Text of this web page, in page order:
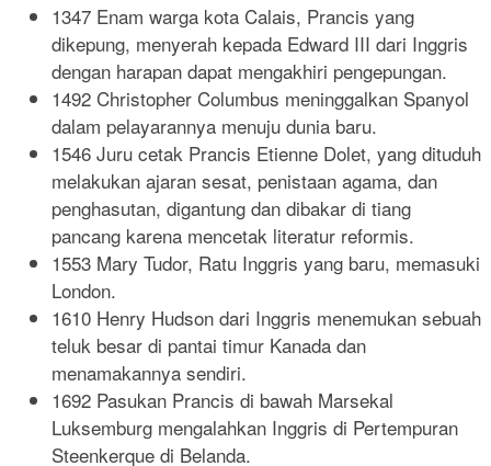
1347 Enam warga kota Calais, Prancis yang
dikepung, menyerah kepada Edward III dari Inggris
dengan harapan dapat mengakhiri pengepungan.
1492 Christopher Columbus meninggalkan Spanyol
dalam pelayarannya menuju dunia baru.
1546 Juru cetak Prancis Etienne Dolet, yang dituduh
melakukan ajaran sesat, penistaan agama, dan
penghasutan, digantung dan dibakar di tiang
pancang karena mencetak literatur reformis.
1553 Mary Tudor, Ratu Inggris yang baru, memasuki
London.
1610 Henry Hudson dari Inggris menemukan sebuah
teluk besar di pantai timur Kanada dan
menamakannya sendiri.
1692 Pasukan Prancis di bawah Marsekal
Luksemburg mengalahkan Inggris di Pertempuran
Steenkerque di Belanda.